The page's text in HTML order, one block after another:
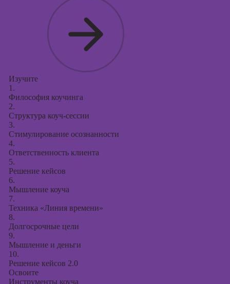
Изучите
1.
Философия коучинга
2.
Структура коуч-сессии
3.
Стимулирование осознанности
4.
Ответственность клиента
5.
Решение кейсов
6.
Мышление коуча
7.
Техника «Линия времени»
8.
Долгосрочные цели
9.
Мышление и деньги
10.
Решение кейсов 2.0
Освоите
Инструменты коуча